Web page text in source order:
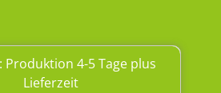
Produktion 4-5 Tage plus
Lieferzeit